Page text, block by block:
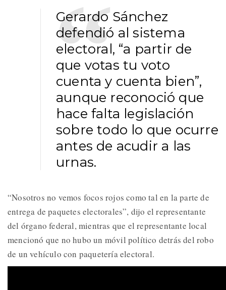
Gerardo Sánchez
defendió al sistema
electoral, “a partir de
que votas tu voto
cuenta y cuenta bien”,
aunque reconoció que
hace falta legislación
sobre todo lo que ocurre
antes de acudir a las
urnas.
“Nosotros no vemos focos rojos como tal en la parte de
entrega de paquetes electorales”, dijo el representante
del órgano federal, mientras que el representante local
mencionó que no hubo un móvil político detrás del robo
de un vehículo con paquetería electoral.